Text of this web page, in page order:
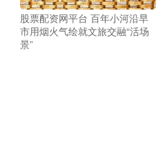
股票配资网平台 百年小河沿早
市用烟火气绘就文旅交融“活场
景”